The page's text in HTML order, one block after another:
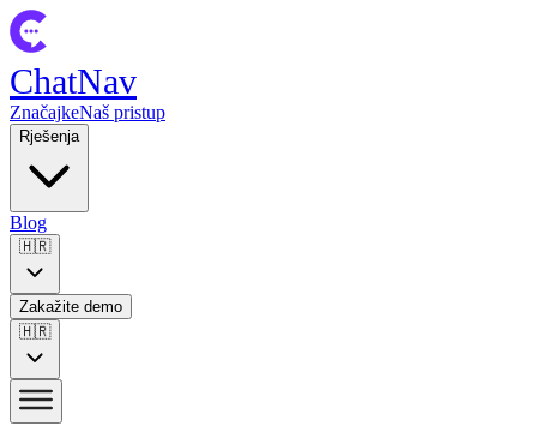
ChatNav
ZnačajkeNaš pristup
Rješenja
Blog
🇭🇷
Zakažite demo
🇭🇷